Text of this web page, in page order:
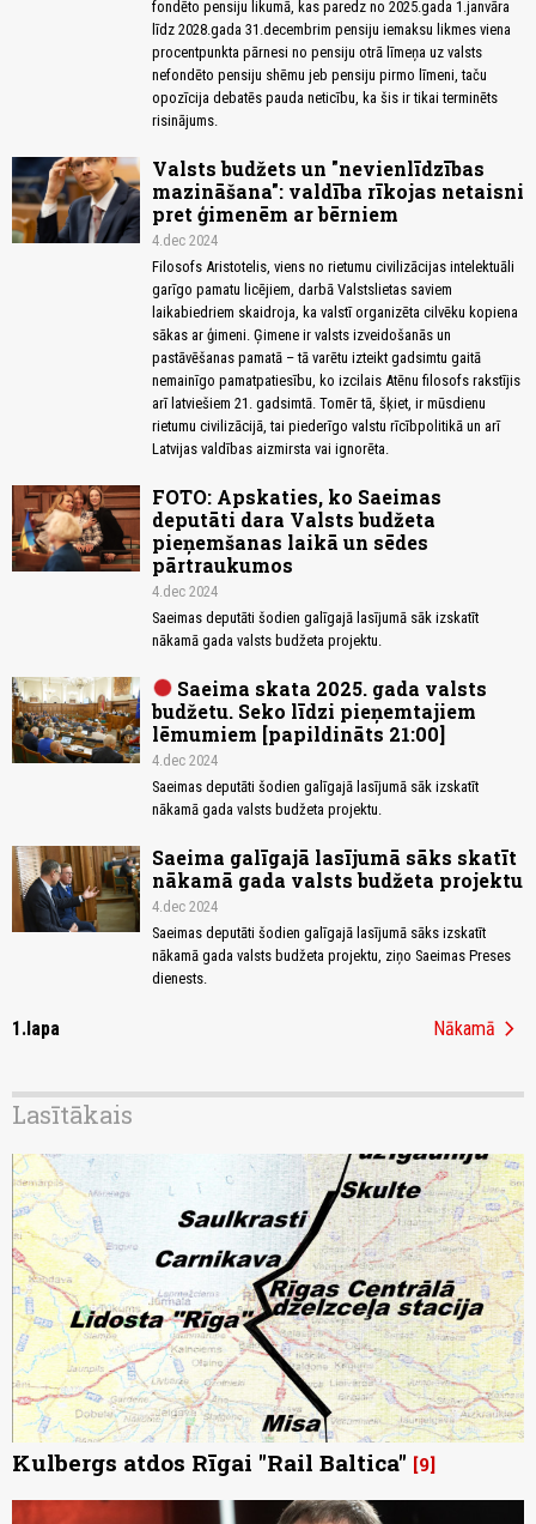
fondēto pensiju likumā, kas paredz no 2025.gada 1.janvāra
līdz 2028.gada 31.decembrim pensiju iemaksu likmes viena
procentpunkta pārnesi no pensiju otrā līmeņa uz valsts
nefondēto pensiju shēmu jeb pensiju pirmo līmeni, taču
opozīcija debatēs pauda neticību, ka šis ir tikai terminēts
risinājums.
Valsts budžets un "nevienlīdzības
mazināšana": valdība rīkojas netaisni
pret ģimenēm ar bērniem
4.dec 2024
Filosofs Aristotelis, viens no rietumu civilizācijas intelektuāli
garīgo pamatu licējiem, darbā Valstslietas saviem
laikabiedriem skaidroja, ka valstī organizēta cilvēku kopiena
sākas ar ģimeni. Ģimene ir valsts izveidošanās un
pastāvēšanas pamatā – tā varētu izteikt gadsimtu gaitā
nemainīgo pamatpatiesību, ko izcilais Atēnu filosofs rakstījis
arī latviešiem 21. gadsimtā. Tomēr tā, šķiet, ir mūsdienu
rietumu civilizācijā, tai piederīgo valstu rīcībpolitikā un arī
Latvijas valdības aizmirsta vai ignorēta.
FOTO: Apskaties, ko Saeimas
deputāti dara Valsts budžeta
pieņemšanas laikā un sēdes
pārtraukumos
4.dec 2024
Saeimas deputāti šodien galīgajā lasījumā sāk izskatīt
nākamā gada valsts budžeta projektu.
Saeima skata 2025. gada valsts
budžetu. Seko līdzi pieņemtajiem
lēmumiem [papildināts 21:00]
4.dec 2024
Saeimas deputāti šodien galīgajā lasījumā sāk izskatīt
nākamā gada valsts budžeta projektu.
Saeima galīgajā lasījumā sāks skatīt
nākamā gada valsts budžeta projektu
4.dec 2024
Saeimas deputāti šodien galīgajā lasījumā sāks izskatīt
nākamā gada valsts budžeta projektu, ziņo Saeimas Preses
dienests.
1.lapa Nākamā chevron_right
Lasītākais
Kulbergs atdos Rīgai "Rail Baltica" 9